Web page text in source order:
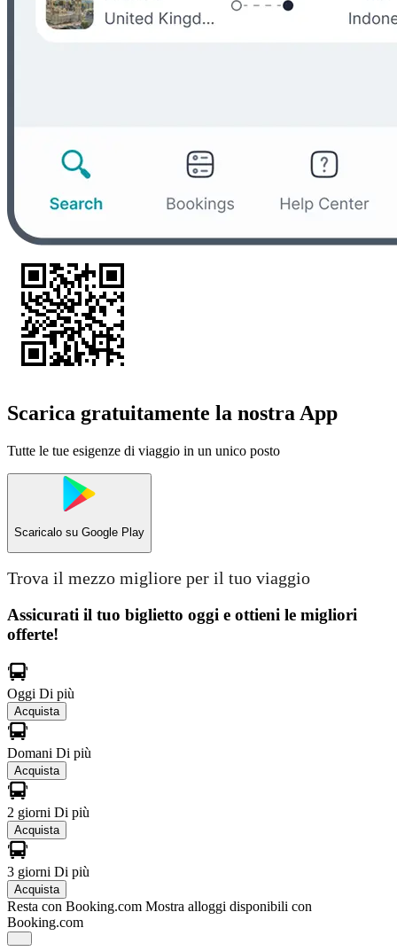
Scarica gratuitamente la nostra App
Tutte le tue esigenze di viaggio in un unico posto
Scaricalo su Google Play
Trova il mezzo migliore per il tuo viaggio
Assicurati il ​​tuo biglietto oggi e ottieni le migliori
offerte!
Oggi Di più
Acquista
Domani Di più
Acquista
2 giorni Di più
Acquista
3 giorni Di più
Acquista
Resta con Booking.com Mostra alloggi disponibili con
Booking.com